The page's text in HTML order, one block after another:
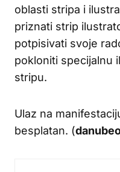
oblasti stripa i
priznati strip
potpisivati svoje
pokloniti specijalnu
stripu.
Ulaz na
besplatan. (